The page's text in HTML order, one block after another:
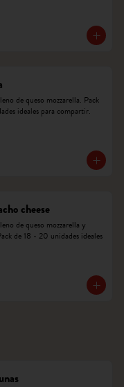
de queso mozzarella. Pack
ideales para compartir.
cheese
de queso mozzarella y
de 18 - 20 unidades ideales